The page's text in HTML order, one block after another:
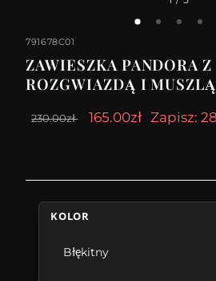
791678C01
ZAWIESZKA PANDORA
ROZGWIAZDĄ I
230.00zł 165.00zł Zapisz:
KOLOR
Błękitny